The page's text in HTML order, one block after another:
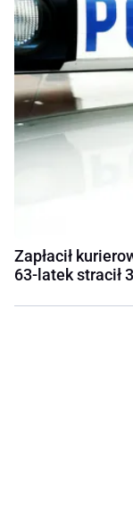
Zapłacił
63-latek stracił